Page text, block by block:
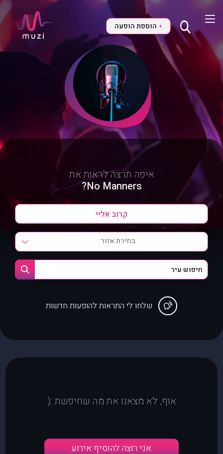
+ הוספת הופעה
איפה תרצה לראות את
No Manners?
בחירת אזור
שלחו לי התראות להופעות חדשות
אוף, לא מצאנו את מה שחיפשת :(
אני רוצה להוסיף אירוע